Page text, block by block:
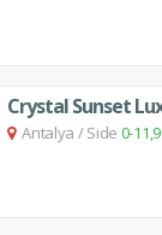
Crystal Sunset
Antalya /Side 0-